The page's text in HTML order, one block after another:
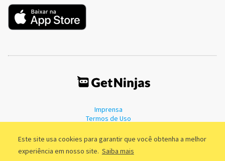
Este site usa cookies para garantir que você obtenha a melhor
experiência em nosso site. Saiba mais
Imprensa
Termos de Uso